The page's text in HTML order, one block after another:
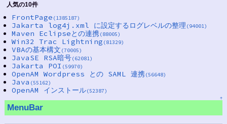
人気の10件
FrontPage (1385187)
Jakarta log4j.xml に設定するログレベルの整理 (94001)
Maven Eclipseとの連携(88005)
Win32 Trac Lightning (81329)
VBAの基本構文 (70005)
JavaSE RSA暗号(62081)
Jakarta POI (59970)
OpenAM Wordpress との SAML 連携(56648)
Java (55162)
OpenAM インストール(52387)
↑
MenuBar